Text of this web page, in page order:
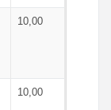
10,00
10,00